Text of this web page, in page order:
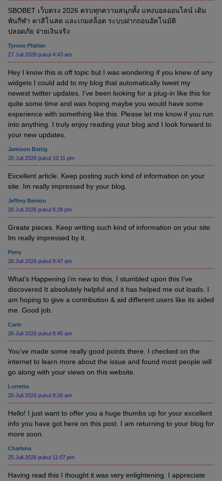
SBOBET เว็บตรง 2026 ครบทุกความสนุกทั้ง แทงบอลออนไลน์ เดิม
พันกีฬา คาสิโนสด และเกมสล็อต ระบบฝากถอนอัตโนมัติ
ปลอดภัย จ่ายเงินจริง
Tyrone Pfahler
27 Juli 2026 pukul 4:43 am
Hey I know this is off topic but I was wondering if you knew of any
widgets I could add to my blog that automatically tweet my
newest twitter updates. I’ve been looking for a plug-in like this for
quite some time and was hoping maybe you would have some
experience with something like this. Please let me know if you run
into anything. I truly enjoy reading your blog and I look forward to
your new updates.
Jamison Battig
26 Juli 2026 pukul 10:11 pm
Excellent article. Keep posting such kind of information on your
site. Im really impressed by your blog.
Jeffrey Benion
26 Juli 2026 pukul 8:28 pm
Greate pieces. Keep writing such kind of information on your site.
Im really impressed by it.
Perry
26 Juli 2026 pukul 9:47 am
What’s Happening i’m new to this, I stumbled upon this I’ve
discovered It absolutely helpful and it has helped me out loads. I
am hoping to give a contribution & aid different users like its aided
me. Good job.
Carie
26 Juli 2026 pukul 8:45 am
You’ve made some really good points there. I checked on the
internet to learn more about the issue and found most people will
go along with your views on this website.
Lorretta
26 Juli 2026 pukul 8:26 am
Hello! I just want to offer you a huge thumbs up for your excellent
info you have got here on this post. I am returning to your blog for
more soon.
Charlena
25 Juli 2026 pukul 11:07 pm
Having read this I thought it was very enlightening. I appreciate